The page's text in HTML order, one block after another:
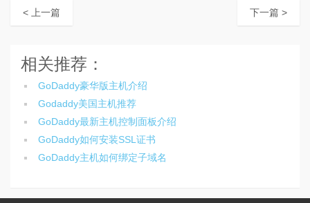
< 上一篇 下一篇 >
相关推荐：
GoDaddy豪华版主机介绍
Godaddy美国主机推荐
GoDaddy最新主机控制面板介绍
GoDaddy如何安装SSL证书
GoDaddy主机如何绑定子域名